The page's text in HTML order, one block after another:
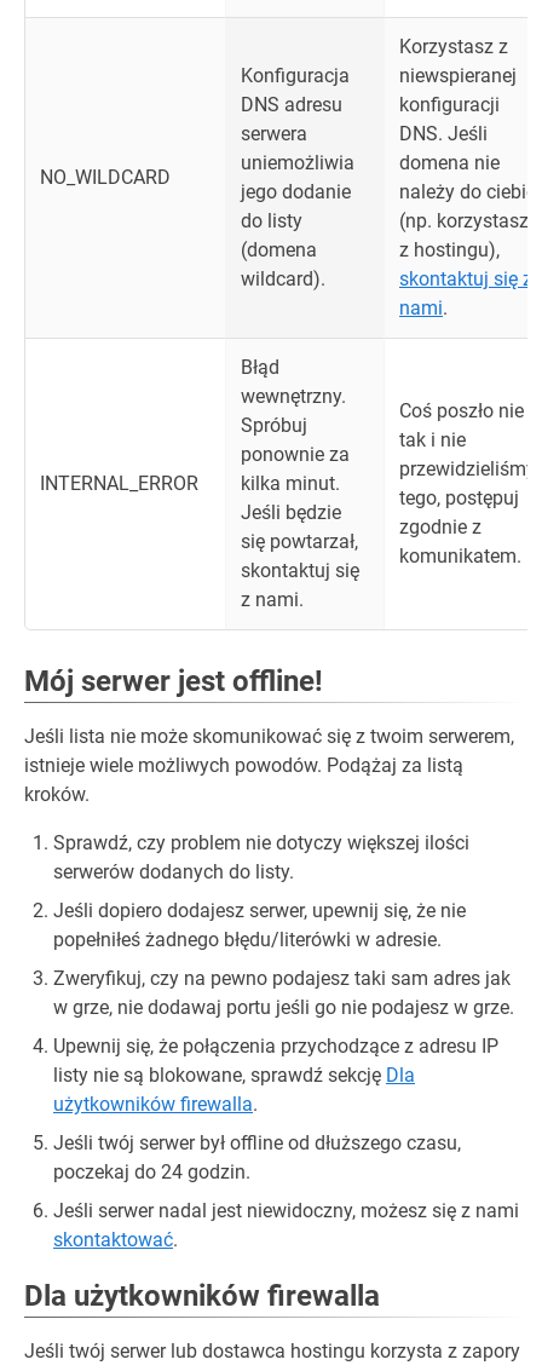
NO_WILDCARD
Konfiguracja
DNS adresu
serwera
uniemożliwia
jego dodanie
do listy
(domena
wildcard).
Korzystasz z
niewspieranej
konfiguracji
DNS. Jeśli
domena nie
należy do ciebie
(np. korzystasz
z hostingu),
skontaktuj się z
nami.
INTERNAL_ERROR
Błąd
wewnętrzny.
Spróbuj
ponownie za
kilka minut.
Jeśli będzie
się powtarzał,
skontaktuj się
z nami.
Coś poszło nie
tak i nie
przewidzieliśmy
tego, postępuj
zgodnie z
komunikatem.
Mój serwer jest offline!
Jeśli lista nie może skomunikować się z twoim serwerem,
istnieje wiele możliwych powodów. Podążaj za listą
kroków.
Sprawdź, czy problem nie dotyczy większej ilości
serwerów dodanych do listy.
Jeśli dopiero dodajesz serwer, upewnij się, że nie
popełniłeś żadnego błędu/literówki w adresie.
Zweryfikuj, czy na pewno podajesz taki sam adres jak
w grze, nie dodawaj portu jeśli go nie podajesz w grze.
Upewnij się, że połączenia przychodzące z adresu IP
listy nie są blokowane, sprawdź sekcję Dla
użytkowników firewalla.
Jeśli twój serwer był offline od dłuższego czasu,
poczekaj do 24 godzin.
Jeśli serwer nadal jest niewidoczny, możesz się z nami
skontaktować.
Dla użytkowników firewalla
Jeśli twój serwer lub dostawca hostingu korzysta z zapory